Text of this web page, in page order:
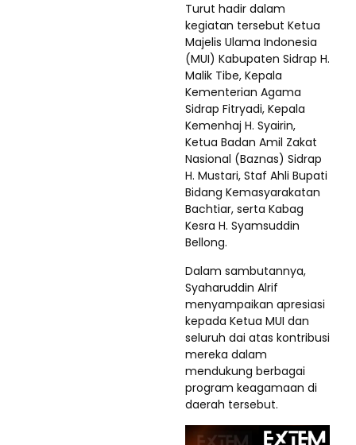
Turut hadir dalam
kegiatan tersebut Ketua
Majelis Ulama Indonesia
(MUI) Kabupaten Sidrap H.
Malik Tibe, Kepala
Kementerian Agama
Sidrap Fitryadi, Kepala
Kemenhaj H. Syairin,
Ketua Badan Amil Zakat
Nasional (Baznas) Sidrap
H. Mustari, Staf Ahli Bupati
Bidang Kemasyarakatan
Bachtiar, serta Kabag
Kesra H. Syamsuddin
Bellong.
Dalam sambutannya,
Syaharuddin Alrif
menyampaikan apresiasi
kepada Ketua MUI dan
seluruh dai atas kontribusi
mereka dalam
mendukung berbagai
program keagamaan di
daerah tersebut.